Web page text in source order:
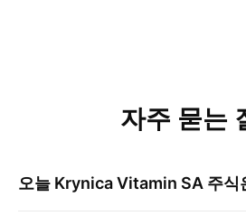
자주 묻는
오늘 Krynica Vitamin SA 주식